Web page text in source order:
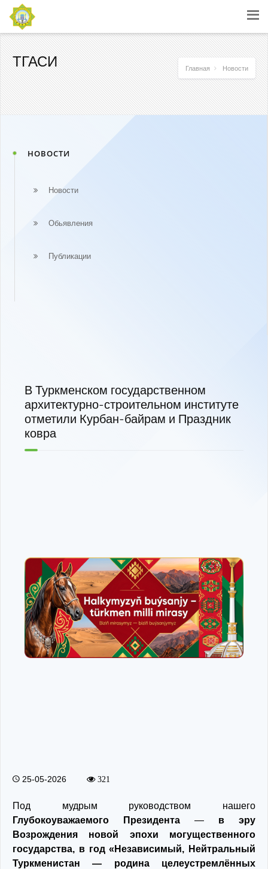
ТГАСИ Главная Новости
НОВОСТИ
Новости
Обьявления
Публикации
В Туркменском государственном
архитектурно-строительном институте
отметили Курбан-байрам и Праздник
ковра
25-05-2026 321
Под мудрым руководством нашего
Глубокоуважаемого Президента — в эру
Возрождения новой эпохи могущественного
государства, в год «Независимый, Нейтральный
Туркменистан — родина целеустремлённых